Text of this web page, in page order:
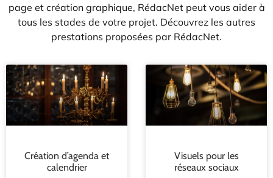
page et création graphique, RédacNet peut vous aider à
tous les stades de votre projet. Découvrez les autres
prestations proposées par RédacNet.
Création d’agenda et
calendrier
Visuels pour les
réseaux sociaux